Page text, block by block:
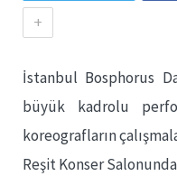
+
İstanbul Bosphorus
büyük kadrolu
koreografların
Reşit Konser